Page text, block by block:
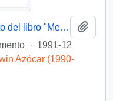
[Invitación al acto de lanzamiento del libro "Memoria del cardenal Raúl Silva Henríquez]
· 1991-12
Azócar (1990-